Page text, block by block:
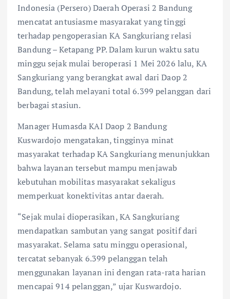
Indonesia (Persero) Daerah Operasi 2 Bandung
mencatat antusiasme masyarakat yang tinggi
terhadap pengoperasian KA Sangkuriang relasi
Bandung – Ketapang PP. Dalam kurun waktu satu
minggu sejak mulai beroperasi 1 Mei 2026 lalu, KA
Sangkuriang yang berangkat awal dari Daop 2
Bandung, telah melayani total 6.399 pelanggan dari
berbagai stasiun.
Manager Humasda KAI Daop 2 Bandung
Kuswardojo mengatakan, tingginya minat
masyarakat terhadap KA Sangkuriang menunjukkan
bahwa layanan tersebut mampu menjawab
kebutuhan mobilitas masyarakat sekaligus
memperkuat konektivitas antar daerah.
“Sejak mulai dioperasikan, KA Sangkuriang
mendapatkan sambutan yang sangat positif dari
masyarakat. Selama satu minggu operasional,
tercatat sebanyak 6.399 pelanggan telah
menggunakan layanan ini dengan rata-rata harian
mencapai 914 pelanggan,” ujar Kuswardojo.